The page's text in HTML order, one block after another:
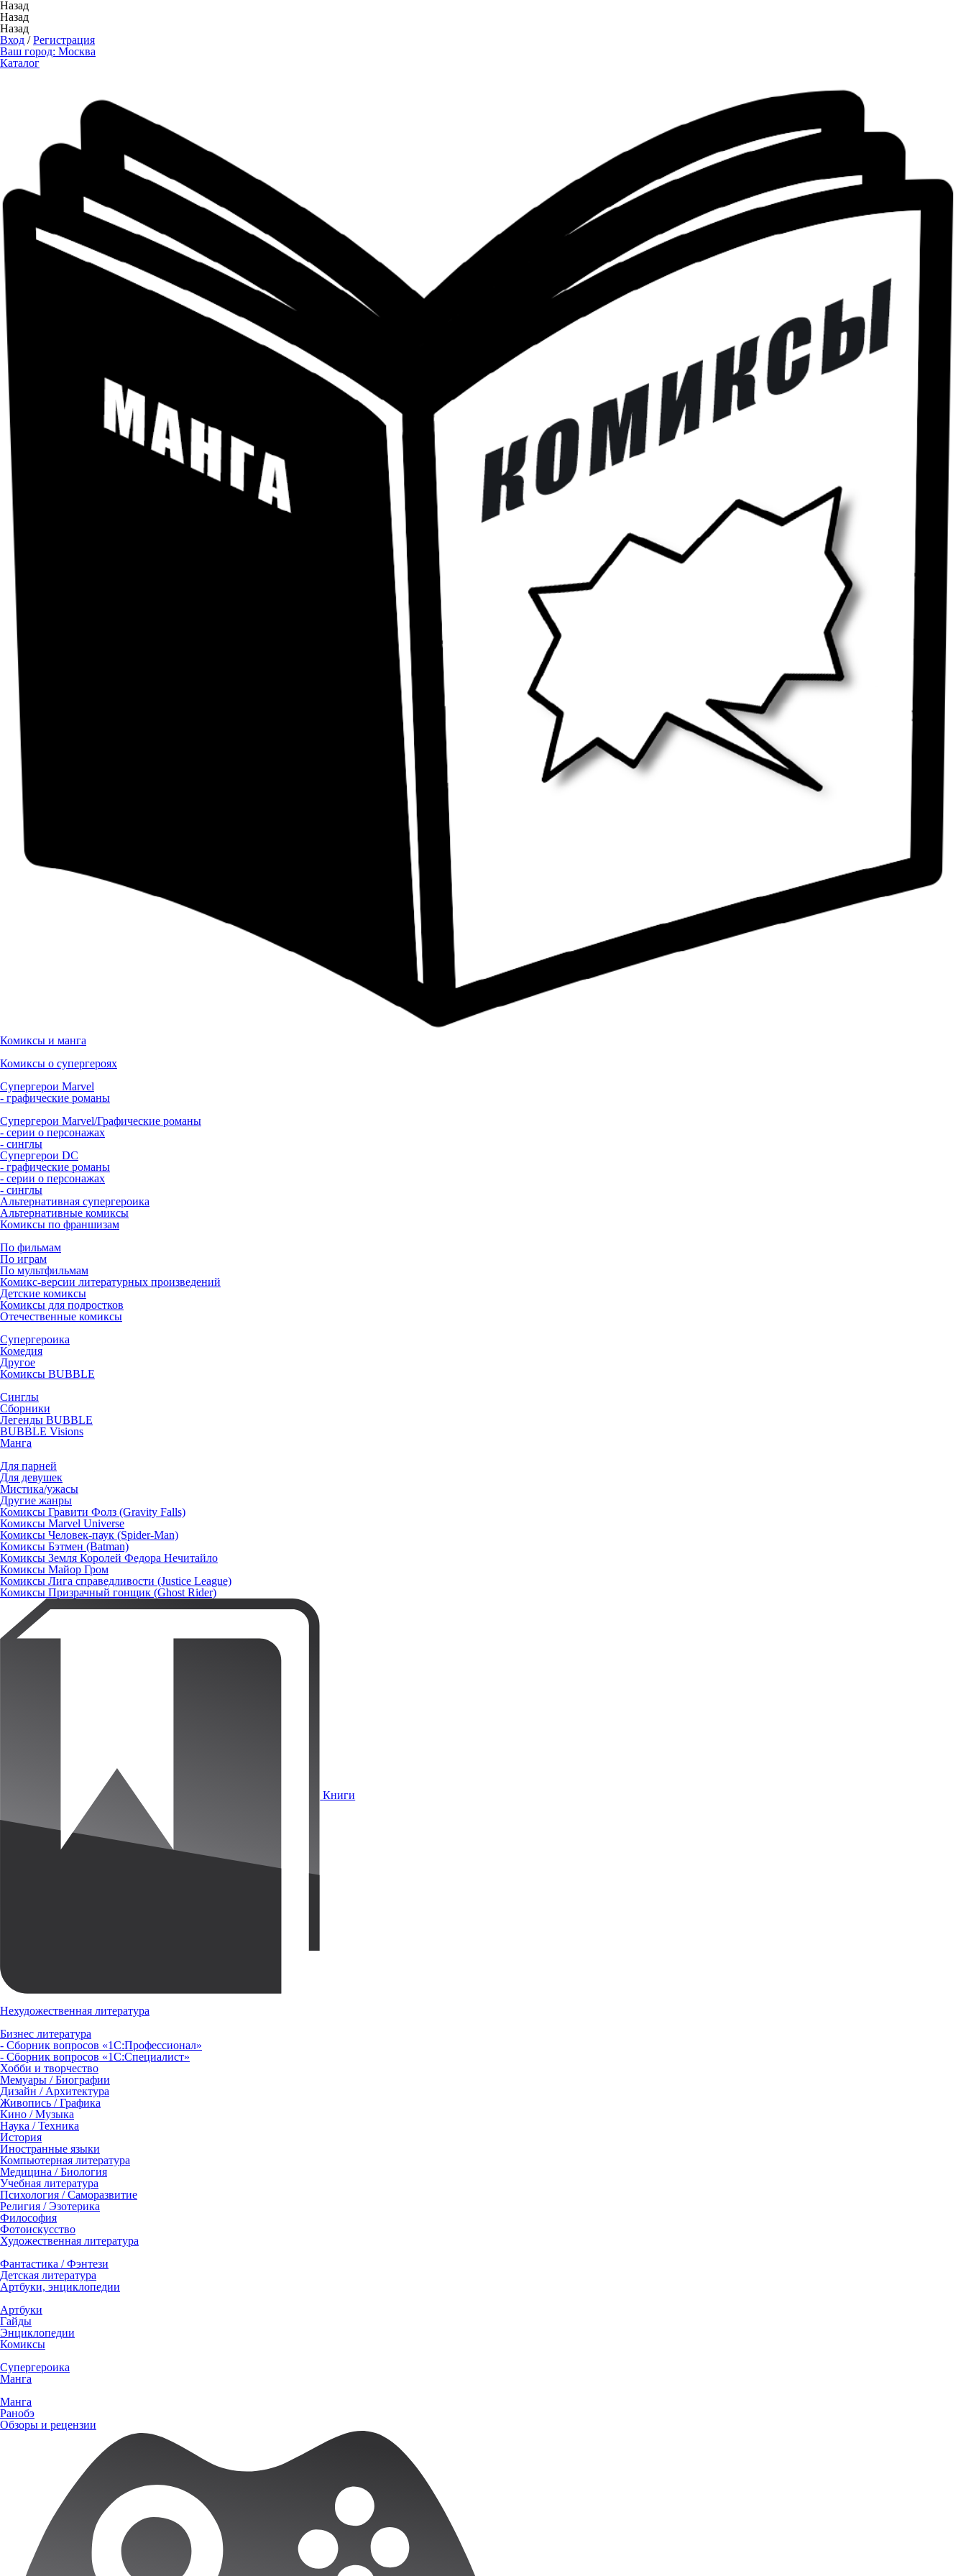
Назад
Назад
Назад
Вход /Регистрация
Ваш город: Москва
Каталог
Комиксы и манга
Комиксы о супергероях
Супергерои Marvel
- графические романы
Супергерои Marvel/Графические романы
- серии о персонажах
- синглы
Супергерои DC
- графические романы
- серии о персонажах
- синглы
Альтернативная супергероика
Альтернативные комиксы
Комиксы по франшизам
По фильмам
По играм
По мультфильмам
Комикс-версии литературных произведений
Детские комиксы
Комиксы для подростков
Отечественные комиксы
Супергероика
Комедия
Другое
Комиксы BUBBLE
Синглы
Сборники
Легенды BUBBLE
BUBBLE Visions
Манга
Для парней
Для девушек
Мистика/ужасы
Другие жанры
Комиксы Гравити Фолз (Gravity Falls)
Комиксы Marvel Universe
Комиксы Человек-паук (Spider-Man)
Комиксы Бэтмен (Batman)
Комиксы Земля Королей Федора Нечитайло
Комиксы Майор Гром
Комиксы Лига справедливости (Justice League)
Комиксы Призрачный гонщик (Ghost Rider)
Книги
Нехудожественная литература
Бизнес литература
- Сборник вопросов «1С:Профессионал»
- Сборник вопросов «1С:Специалист»
Хобби и творчество
Мемуары / Биографии
Дизайн / Архитектура
Живопись / Графика
Кино / Музыка
Наука / Техника
История
Иностранные языки
Компьютерная литература
Медицина / Биология
Учебная литература
Психология / Саморазвитие
Религия / Эзотерика
Философия
Фотоискусство
Художественная литература
Фантастика / Фэнтези
Детская литература
Артбуки, энциклопедии
Артбуки
Гайды
Энциклопедии
Комиксы
Супергероика
Манга
Манга
Ранобэ
Обзоры и рецензии